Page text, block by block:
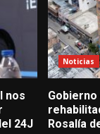
nos
24J
Noticias
Rosalía